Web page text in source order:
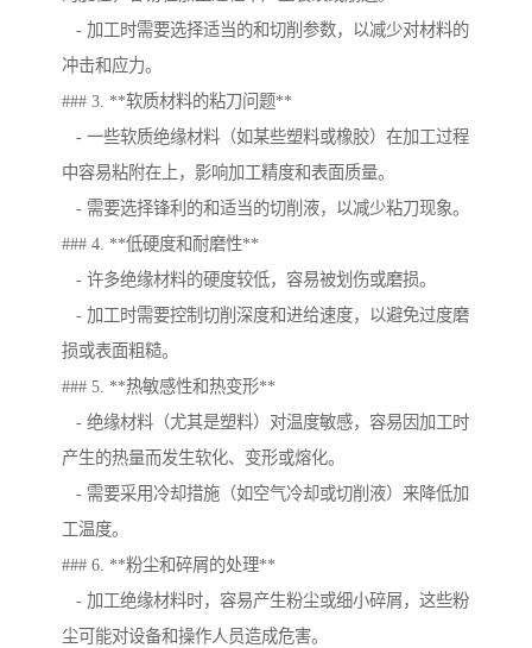
- 加工时需要选择适当的和切削参数，以减少对材料的
冲击和应力。
### 3. **软质材料的粘刀问题**
- 一些软质绝缘材料（如某些塑料或橡胶）在加工过程
中容易粘附在上，影响加工精度和表面质量。
- 需要选择锋利的和适当的切削液，以减少粘刀现象。
### 4. **低硬度和耐磨性**
- 许多绝缘材料的硬度较低，容易被划伤或磨损。
- 加工时需要控制切削深度和进给速度，以避免过度磨
损或表面粗糙。
### 5. **热敏感性和热变形**
- 绝缘材料（尤其是塑料）对温度敏感，容易因加工时
产生的热量而发生软化、变形或熔化。
- 需要采用冷却措施（如空气冷却或切削液）来降低加
工温度。
### 6. **粉尘和碎屑的处理**
- 加工绝缘材料时，容易产生粉尘或细小碎屑，这些粉
尘可能对设备和操作人员造成危害。